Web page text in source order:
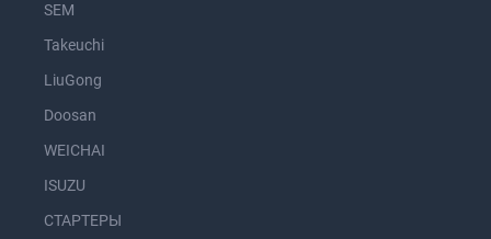
SEM
Takeuchi
LiuGong
Doosan
WEICHAI
ISUZU
СТАРТЕРЫ